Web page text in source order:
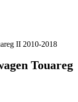
II 2010-2018
Touareg